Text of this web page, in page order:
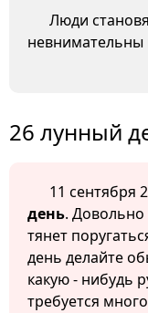
Люди
невнимательны
26 лунный
11 сентября
день.
тянет
день делайте
какую - нибудь
требуется